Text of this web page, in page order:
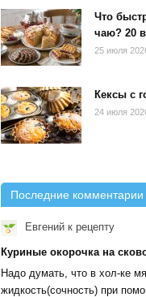
Что
чаю? 20
25 июля
Кексы с
24 июля
Последние комментарии
Евгений к рецепту
Куриные окорочка на
Надо думать, что в хол-ке
жидкость(сочность) при